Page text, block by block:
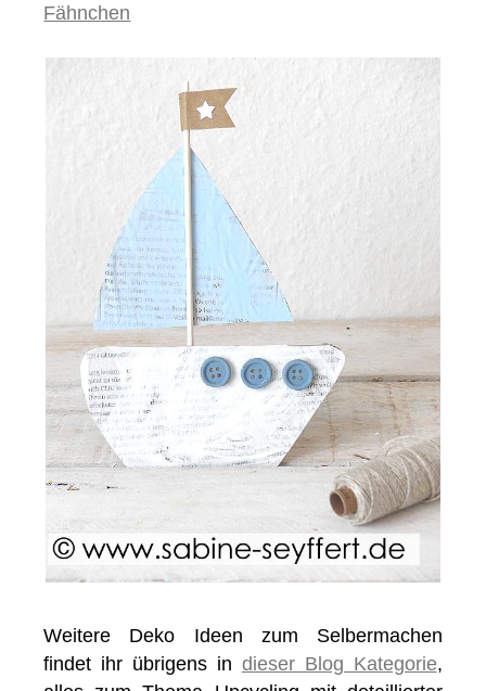
Fähnchen
Weitere Deko Ideen zum Selbermachen
findet ihr übrigens in dieser Blog Kategorie,